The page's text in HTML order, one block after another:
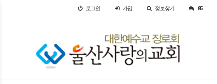
로그인 가입 정보찾기 85